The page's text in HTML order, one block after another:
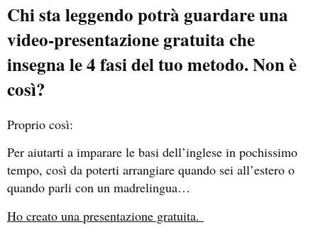
Chi sta leggendo potrà guardare una
video-presentazione gratuita che
insegna le 4 fasi del tuo metodo. Non è
così?
Proprio così:
Per aiutarti a imparare le basi dell’inglese in pochissimo
tempo, così da poterti arrangiare quando sei all’estero o
quando parli con un madrelingua…
Ho creato una presentazione gratuita.